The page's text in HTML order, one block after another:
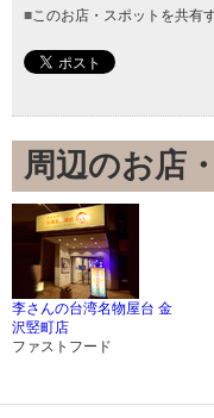
■ このお店・スポットを共有
周辺のお店
李さんの台湾名物屋台 金
沢竪町店
ファストフード